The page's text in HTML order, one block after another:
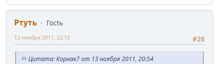
Ртуть
Гость
#26
13 ноября 2011, 22:12
Цитата: Корнак7 от 13 ноября 2011, 20:54